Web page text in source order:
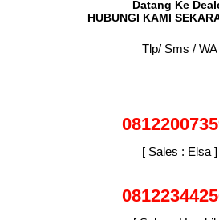
Datang Ke
HUBUNGI KAMI
Tlp/ Sms / WA
[ Sales : Elsa ]